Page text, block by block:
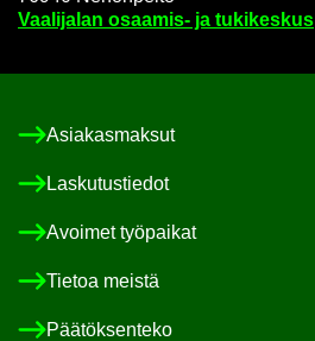
Vaa­li­ja­lan osaamis-​ ja tu­ki­kes­kus
Asia­kas­mak­sut
Las­ku­tus­tie­dot
Avoi­met työ­pai­kat
Tie­toa meis­tä
Pää­tök­sen­te­ko